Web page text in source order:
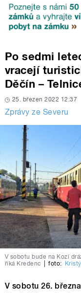
Po sedmi
vracejí
Děčín –
25. březen 2022 12:37
Zprávy ze Severu
V sobotu bude na Kozí
říká Kredenc
foto:
V sobotu 26.